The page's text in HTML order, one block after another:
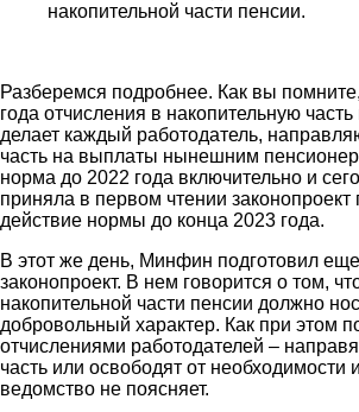
накопительной части пенсии.
Разберемся подробнее. Как вы
года отчисления в накопительную
делает каждый работодатель,
часть на выплаты нынешним
норма до 2022 года включительно и
приняла в первом чтении
действие нормы до конца 2023 года.
В этот же день, Минфин подготовил
законопроект. В нем говорится о том,
накопительной части пенсии должно
добровольный характер. Как при этом
отчислениями работодателей –
часть или освободят от необходимости
ведомство не поясняет.